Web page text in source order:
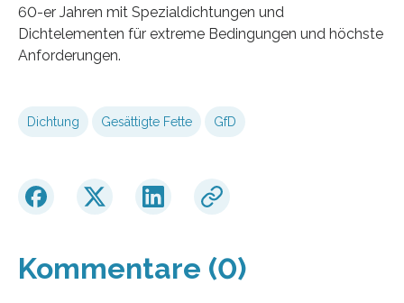
60-er Jahren mit Spezialdichtungen und
Dichtelementen für extreme Bedingungen und höchste
Anforderungen.
Dichtung Gesättigte Fette GfD
Kommentare (0)